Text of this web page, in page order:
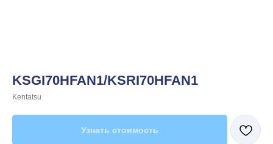
KSGI70HFAN1/KSRI70HFAN1
Kentatsu
Узнать стоимость